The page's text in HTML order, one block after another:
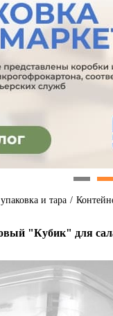
и тара /
"Кубик" для